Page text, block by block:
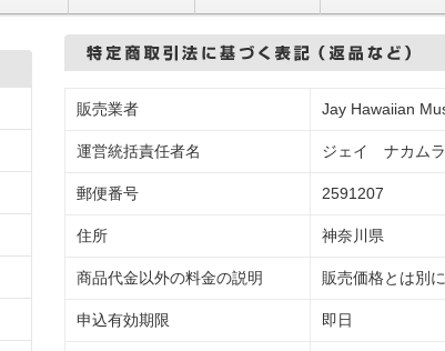
販売業者 Jay Hawaiian
運営統括責任者名 ジェイ ナカムラ
郵便番号 2591207
住所 神奈川県
商品代金以外の料金の説明 販売価格とは別
申込有効期限 即日